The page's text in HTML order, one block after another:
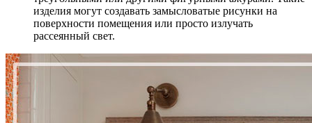
изделия могут создавать замысловатые рисунки на
поверхности помещения или просто излучать
рассеянный свет.